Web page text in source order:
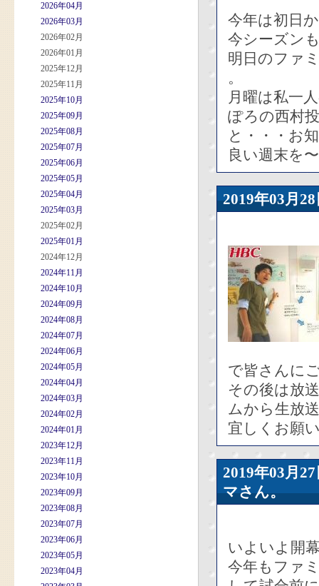
2026年04月
2026年03月
2026年02月
2026年01月
2025年12月
2025年11月
2025年10月
2025年09月
2025年08月
2025年07月
2025年06月
2025年05月
2025年04月
2025年03月
2025年02月
2025年01月
2024年12月
2024年11月
2024年10月
2024年09月
2024年08月
2024年07月
2024年06月
2024年05月
2024年04月
2024年03月
2024年02月
2024年01月
2023年12月
2023年11月
2023年10月
2023年09月
2023年08月
2023年07月
2023年06月
2023年05月
2023年04月
今年は初日
今シーズン
明日のファ
。
月曜は私一
ぽろの西村
と・・・お
良い週末を
2019年03
で皆さんに
その後は放
ムから生放
宜しくお願
2019年03
マさん。
いよいよ開
今年もファ